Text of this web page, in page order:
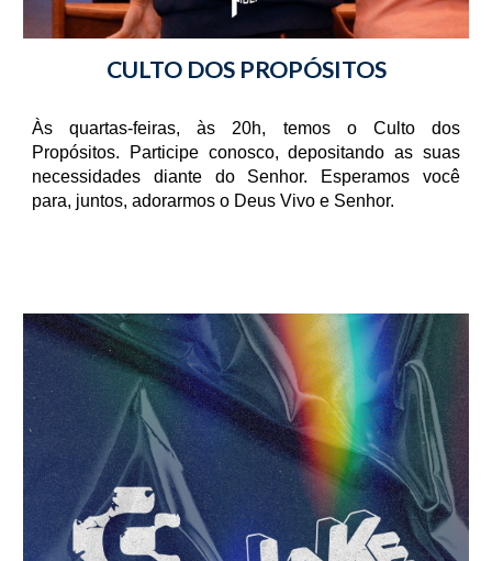
CULTO DOS PROPÓSITOS
Às quartas-feiras, às 20h, temos o Culto dos
Propósitos. Participe conosco, depositando as suas
necessidades diante do Senhor. Esperamos você
para, juntos, adorarmos o Deus Vivo e Senhor.